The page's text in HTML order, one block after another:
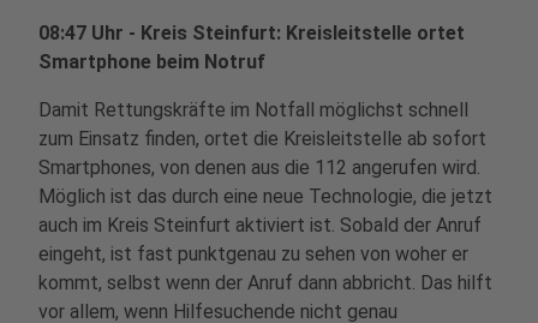
08:47 Uhr - Kreis Steinfurt: Kreisleitstelle ortet
Smartphone beim Notruf
Damit Rettungskräfte im Notfall möglichst schnell
zum Einsatz finden, ortet die Kreisleitstelle ab sofort
Smartphones, von denen aus die 112 angerufen wird.
Möglich ist das durch eine neue Technologie, die jetzt
auch im Kreis Steinfurt aktiviert ist. Sobald der Anruf
eingeht, ist fast punktgenau zu sehen von woher er
kommt, selbst wenn der Anruf dann abbricht. Das hilft
vor allem, wenn Hilfesuchende nicht genau